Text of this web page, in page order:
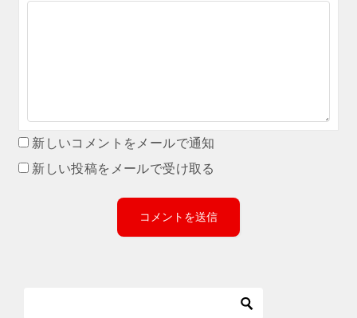
新しいコメントをメールで通知
新しい投稿をメールで受け取る